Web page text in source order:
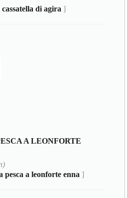
cassatella di agira ]
A LEONFORTE
pesca a leonforte enna ]